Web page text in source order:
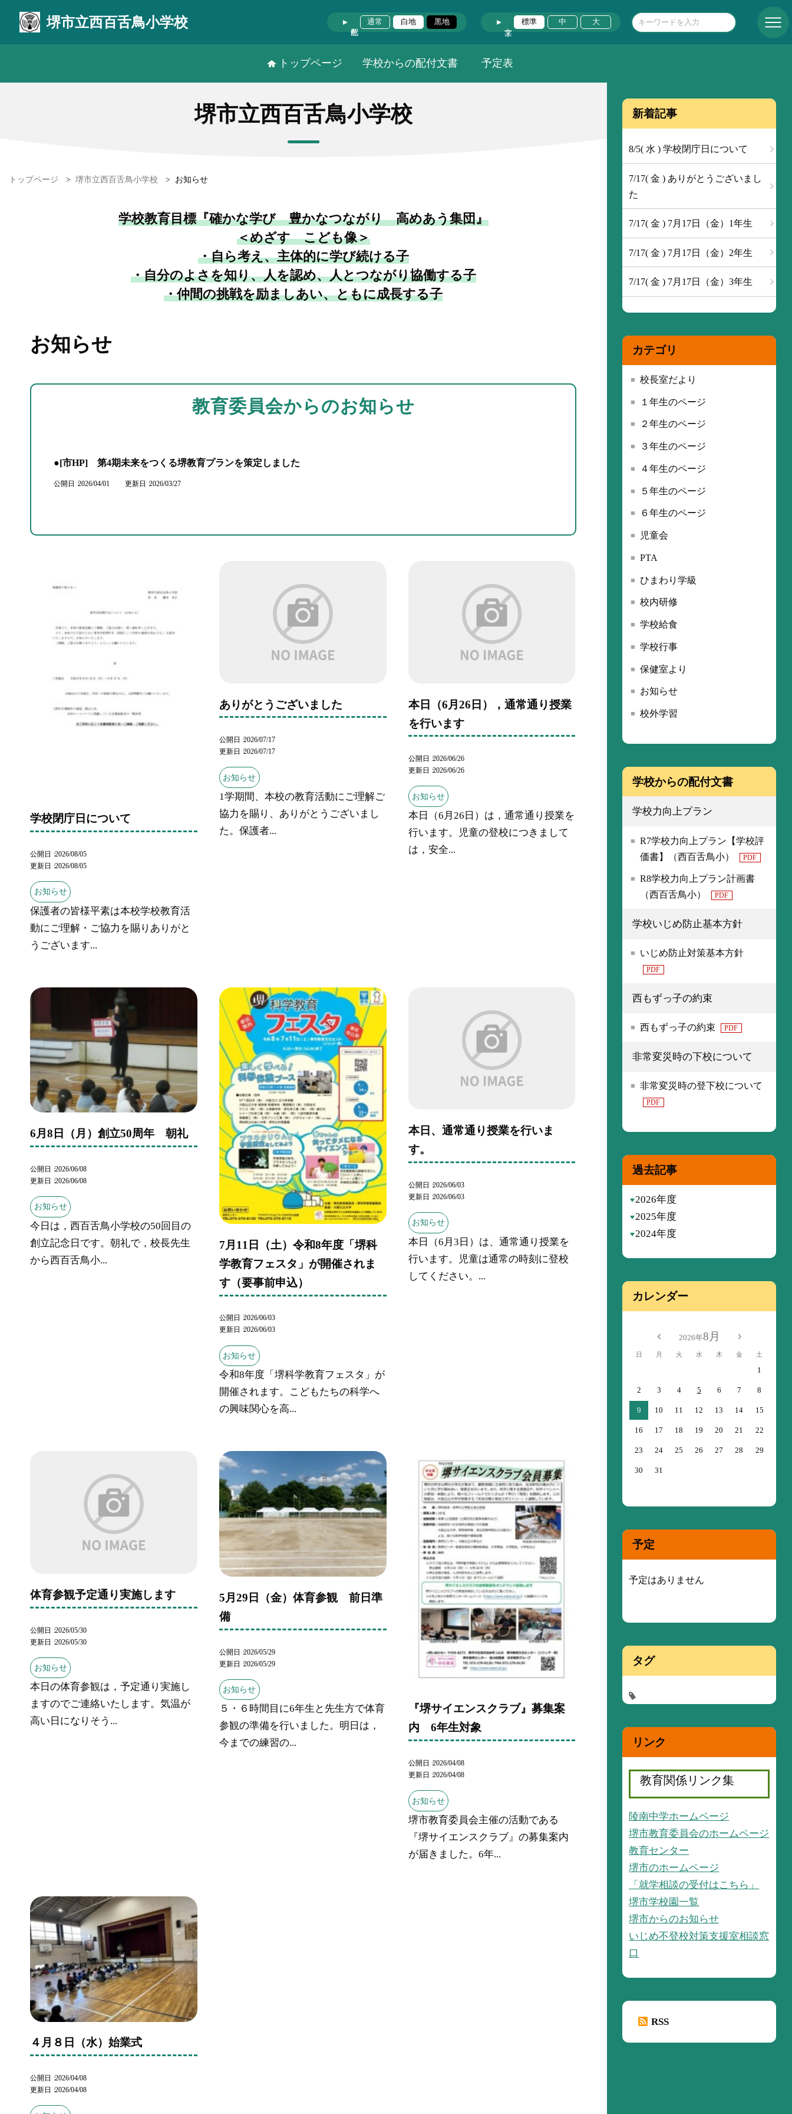
堺市立西百舌鳥小学校 通常 白地 黒地 標準 中 大
トップページ 学校からの配付文書 予定表
堺市立西百舌鳥小学校
トップページ > 堺市立西百舌鳥小学校 > お知らせ
学校教育目標『確かな学び 豊かなつながり 高めあう集団』
＜めざす こども像＞
・自ら考え、主体的に学び続ける子
・自分のよさを知り、人を認め、人とつながり協働する子
・仲間の挑戦を励ましあい、ともに成長する子
お知らせ
教育委員会からのお知らせ
●[市HP] 第4期未来をつくる堺教育プランを策定しました
公開日 2026/04/01 更新日 2026/03/27
学校閉庁日について
公開日 2026/08/05
更新日 2026/08/05
お知らせ
保護者の皆様平素は本校学校教育活
動にご理解・ご協力を賜りありがと
うございます...
ありがとうございました
公開日
2026/07/17
更新日
2026/07/17
お知らせ
1学期間、本校の教育活動にご理解ご
協力を賜り、ありがとうございまし
た。保護者...
本日（6月26日），通常通り授業
を行います
公開日 2026/06/26
更新日 2026/06/26
お知らせ
本日（6月26日）は，通常通り授業を
行います。児童の登校につきまして
は，安全...
6月8日（月）創立50周年 朝礼
公開日 2026/06/08
更新日 2026/06/08
お知らせ
今日は，西百舌鳥小学校の50回目の
創立記念日です。朝礼で，校長先生
から西百舌鳥小...
7月11日（土）令和8年度「堺科
学教育フェスタ」が開催されま
す（要事前申込）
公開日
2026/06/03
更新日
2026/06/03
お知らせ
令和8年度「堺科学教育フェスタ」が
開催されます。こどもたちの科学へ
の興味関心を高...
本日、通常通り授業を行いま
す。
公開日 2026/06/03
更新日 2026/06/03
お知らせ
本日（6月3日）は、通常通り授業を
行います。児童は通常の時刻に登校
してください。...
体育参観予定通り実施します
公開日 2026/05/30
更新日 2026/05/30
お知らせ
本日の体育参観は，予定通り実施し
ますのでご連絡いたします。気温が
高い日になりそう...
5月29日（金）体育参観 前日準
備
公開日 2026/05/29
更新日 2026/05/29
お知らせ
５・６時間目に6年生と先生方で体育
参観の準備を行いました。明日は，
今までの練習の...
『堺サイエンスクラブ』募集案
内 6年生対象
公開日 2026/04/08
更新日 2026/04/08
お知らせ
堺市教育委員会主催の活動である
『堺サイエンスクラブ』の募集案内
が届きました。6年...
４月８日（水）始業式
公開日
2026/04/08
更新日
2026/04/08
新着記事
8/5( 水 ) 学校閉庁日について
7/17( 金 ) ありがとうございまし
た
7/17( 金 ) 7月17日（金）1年生
7/17( 金 ) 7月17日（金）2年生
7/17( 金 ) 7月17日（金）3年生
カテゴリ
校長室だより
１年生のページ
２年生のページ
３年生のページ
４年生のページ
５年生のページ
６年生のページ
児童会
PTA
ひまわり学級
校内研修
学校給食
学校行事
保健室より
お知らせ
校外学習
学校からの配付文書
学校力向上プラン
R7学校力向上プラン【学校評
価書】（西百舌鳥小）
PDF
R8学校力向上プラン計画書
（西百舌鳥小）
PDF
学校いじめ防止基本方針
いじめ防止対策基本方針
PDF
西もずっ子の約束
西もずっ子の約束 PDF
非常変災時の下校について
非常変災時の登下校について
PDF
過去記事
2026年度
2025年度
2024年度
カレンダー
2026年8月
日 月 火 水 木 金 土
1
2 3 4 5 6 7 8
9 10 11 12 13 14 15
16 17 18 19 20 21 22
23 24 25 26 27 28 29
30 31
予定
予定はありません
タグ
リンク
教育関係リンク集
陵南中学ホームページ
堺市教育委員会のホームページ
教育センター
堺市のホームページ
「就学相談の受付はこちら」
堺市学校園一覧
堺市からのお知らせ
いじめ不登校対策支援室相談窓
口
RSS